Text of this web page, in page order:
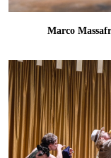
Marco